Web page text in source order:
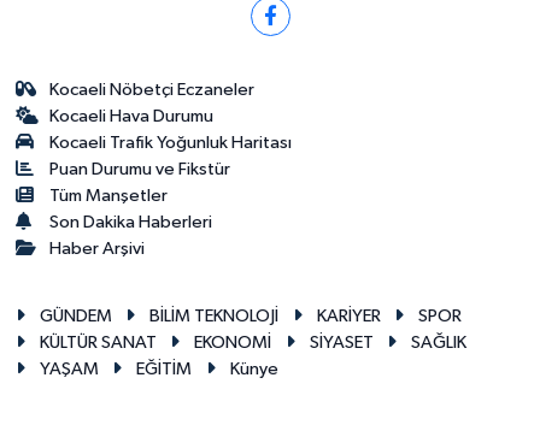
Kocaeli Nöbetçi Eczaneler
Kocaeli Hava Durumu
Kocaeli Trafik Yoğunluk Haritası
Puan Durumu ve Fikstür
Tüm Manşetler
Son Dakika Haberleri
Haber Arşivi
GÜNDEM BİLİM TEKNOLOJİ KARİYER
SPOR
KÜLTÜR SANAT
EKONOMİ SİYASET
SAĞLIK
YAŞAM
EĞİTİM Künye